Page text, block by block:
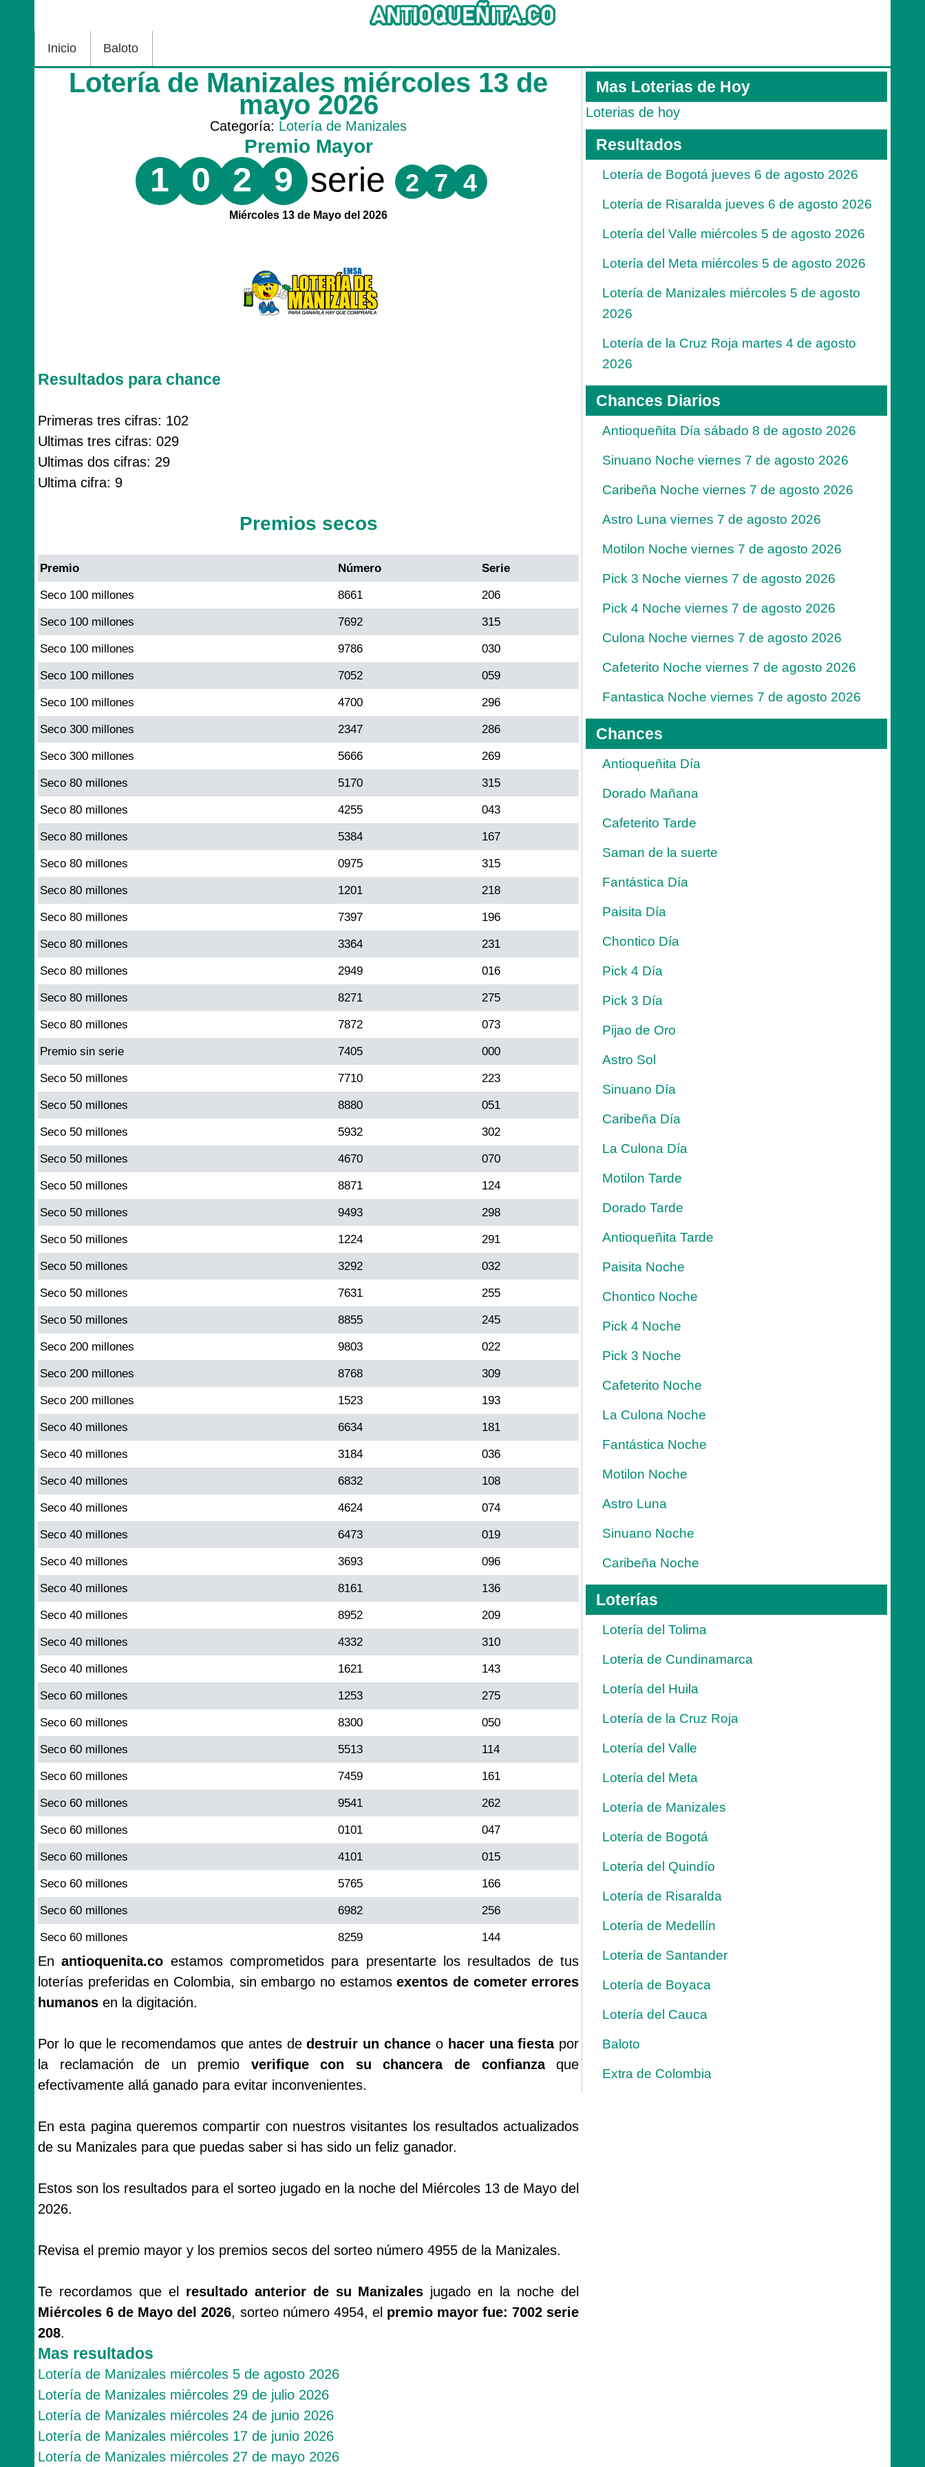
Inicio Baloto
Lotería de Manizales miércoles 13 de
mayo 2026
Categoría: Lotería de Manizales
Premio Mayor
1 0 2 9 serie 2 7 4
Miércoles 13 de Mayo del 2026
Resultados para chance
Primeras tres cifras: 102
Ultimas tres cifras: 029
Ultimas dos cifras: 29
Ultima cifra: 9
Premios secos
Premio Número Serie
Seco 100 millones 8661 206
Seco 100 millones 7692 315
Seco 100 millones 9786 030
Seco 100 millones 7052 059
Seco 100 millones 4700 296
Seco 300 millones 2347 286
Seco 300 millones 5666 269
Seco 80 millones 5170 315
Seco 80 millones 4255 043
Seco 80 millones 5384 167
Seco 80 millones 0975 315
Seco 80 millones 1201 218
Seco 80 millones 7397 196
Seco 80 millones 3364 231
Seco 80 millones 2949 016
Seco 80 millones 8271 275
Seco 80 millones 7872 073
Premio sin serie 7405 000
Seco 50 millones 7710 223
Seco 50 millones 8880 051
Seco 50 millones 5932 302
Seco 50 millones 4670 070
Seco 50 millones 8871 124
Seco 50 millones 9493 298
Seco 50 millones 1224 291
Seco 50 millones 3292 032
Seco 50 millones 7631 255
Seco 50 millones 8855 245
Seco 200 millones 9803 022
Seco 200 millones 8768 309
Seco 200 millones 1523 193
Seco 40 millones 6634 181
Seco 40 millones 3184 036
Seco 40 millones 6832 108
Seco 40 millones 4624 074
Seco 40 millones 6473 019
Seco 40 millones 3693 096
Seco 40 millones 8161 136
Seco 40 millones 8952 209
Seco 40 millones 4332 310
Seco 40 millones 1621 143
Seco 60 millones 1253 275
Seco 60 millones 8300 050
Seco 60 millones 5513 114
Seco 60 millones 7459 161
Seco 60 millones 9541 262
Seco 60 millones 0101 047
Seco 60 millones 4101 015
Seco 60 millones 5765 166
Seco 60 millones 6982 256
Seco 60 millones 8259 144
Enantioquenita.co estamos comprometidos para presentarte los resultados de tus
loterías preferidas en Colombia, sin embargo no estamosexentos de cometer errores
humanos en la digitación.
Por lo que le recomendamos que antes dedestruir un chance o hacer una fiestapor
la reclamación de un premio verifique con su chancera de confianzaque
efectivamente allá ganado para evitar inconvenientes.
En esta pagina queremos compartir con nuestros visitantes los resultados actualizados
de su Manizales para que puedas saber si has sido un feliz ganador.
Estos son los resultados para el sorteo jugado en la noche del Miércoles 13 de Mayo del
2026.
Revisa el premio mayor y los premios secos del sorteo número 4955 de la Manizales.
Te recordamos que el resultado anterior de su Manizales jugado en la noche del
Miércoles 6 de Mayo del 2026, sorteo número 4954, el premio mayor fue: 7002 serie
208.
Mas resultados
Lotería de Manizales miércoles 5 de agosto 2026
Lotería de Manizales miércoles 29 de julio 2026
Lotería de Manizales miércoles 24 de junio 2026
Lotería de Manizales miércoles 17 de junio 2026
Lotería de Manizales miércoles 27 de mayo 2026
Mas Loterias de Hoy
Loterias de hoy
Resultados
Lotería de Bogotá jueves 6 de agosto 2026
Lotería de Risaralda jueves 6 de agosto 2026
Lotería del Valle miércoles 5 de agosto 2026
Lotería del Meta miércoles 5 de agosto 2026
Lotería de Manizales miércoles 5 de agosto
2026
Lotería de la Cruz Roja martes 4 de agosto
2026
Chances Diarios
Antioqueñita Día sábado 8 de agosto 2026
Sinuano Noche viernes 7 de agosto 2026
Caribeña Noche viernes 7 de agosto 2026
Astro Luna viernes 7 de agosto 2026
Motilon Noche viernes 7 de agosto 2026
Pick 3 Noche viernes 7 de agosto 2026
Pick 4 Noche viernes 7 de agosto 2026
Culona Noche viernes 7 de agosto 2026
Cafeterito Noche viernes 7 de agosto 2026
Fantastica Noche viernes 7 de agosto 2026
Chances
Antioqueñita Día
Dorado Mañana
Cafeterito Tarde
Saman de la suerte
Fantástica Día
Paisita Día
Chontico Día
Pick 4 Día
Pick 3 Día
Pijao de Oro
Astro Sol
Sinuano Día
Caribeña Día
La Culona Día
Motilon Tarde
Dorado Tarde
Antioqueñita Tarde
Paisita Noche
Chontico Noche
Pick 4 Noche
Pick 3 Noche
Cafeterito Noche
La Culona Noche
Fantástica Noche
Motilon Noche
Astro Luna
Sinuano Noche
Caribeña Noche
Loterías
Lotería del Tolima
Lotería de Cundinamarca
Lotería del Huila
Lotería de la Cruz Roja
Lotería del Valle
Lotería del Meta
Lotería de Manizales
Lotería de Bogotá
Lotería del Quindío
Lotería de Risaralda
Lotería de Medellín
Lotería de Santander
Lotería de Boyaca
Lotería del Cauca
Baloto
Extra de Colombia